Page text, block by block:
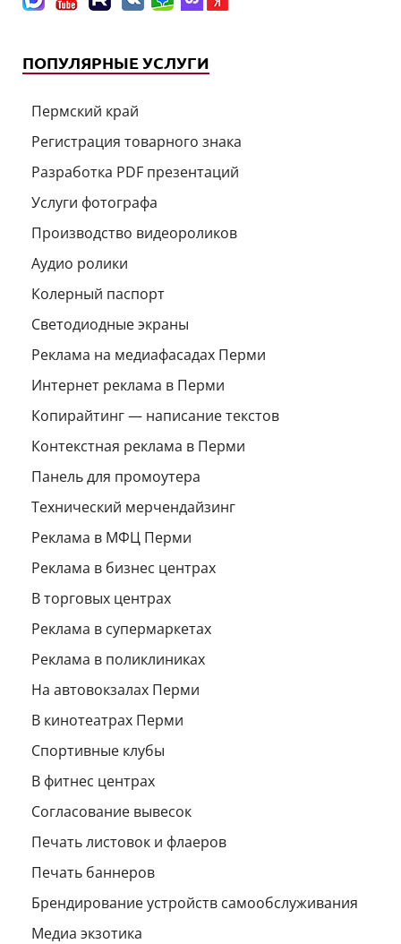
ПОПУЛЯРНЫЕ УСЛУГИ
Пермский край
Регистрация товарного знака
Разработка PDF презентаций
Услуги фотографа
Производство видеороликов
Аудио ролики
Колерный паспорт
Светодиодные экраны
Реклама на медиафасадах Перми
Интернет реклама в Перми
Копирайтинг — написание текстов
Контекстная реклама в Перми
Панель для промоутера
Технический мерчендайзинг
Реклама в МФЦ Перми
Реклама в бизнес центрах
В торговых центрах
Реклама в супермаркетах
Реклама в поликлиниках
На автовокзалах Перми
В кинотеатрах Перми
Спортивные клубы
В фитнес центрах
Согласование вывесок
Печать листовок и флаеров
Печать баннеров
Брендирование устройств самообслуживания
Медиа экзотика